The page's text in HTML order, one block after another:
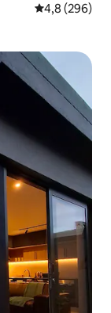
4,8 de uma
4,8 (296)